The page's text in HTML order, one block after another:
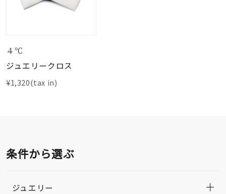
４℃
ジュエリークロス
¥1,320(tax in)
条件から選ぶ
ジュエリー